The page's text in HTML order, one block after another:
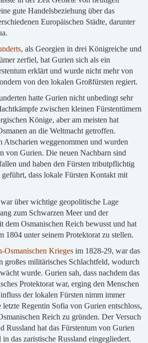
gute Handelsbeziehung über das
Europäischen Städte, darunter
als Georgien in drei Königreiche und
zerfiel, hat Gurien sich als ein
erklärt und wurde nicht mehr von
von den lokalen Großfürsten regiert.
hatte Gurien nicht unbedingt sehr
zwischen kleinen Fürstentümern
Könige, aber am meisten hat
an die Weltmacht getroffen.
Atscharien weggenommen und wurden
von Gurien. Die neuen Nachbarn sind
und haben den Fürsten tributpflichtig
geführt, dass lokale Fürsten Kontakt mit
war über wichtige geopolitische Lage
zum Schwarzen Meer und der
dem Osmanischen Reich bewusst und hat
1804 unter seinem Protektorat zu stellen.
Osmanischen Krieges im 1828-29, war das
großes militärisches Schlachtfeld, wodurch
wurde. Gurien sah, dass nachdem das
Protektorat war, erging den Menschen
der lokalen Fürsten nimm immer
Regentin Sofia von Gurien entschloss,
Reich zu gründen. Der Versuch
Russland hat das Fürstentum von Gurien
das zaristische Russland eingegliedert.